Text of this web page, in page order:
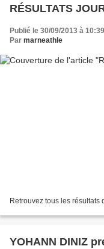
RÉSULTATS
Publié le 30/09/2013 à 10:39
Par marneathle
Retrouvez tous les résultats
YOHANN DINIZ